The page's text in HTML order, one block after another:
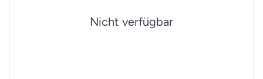
Nicht verfügbar